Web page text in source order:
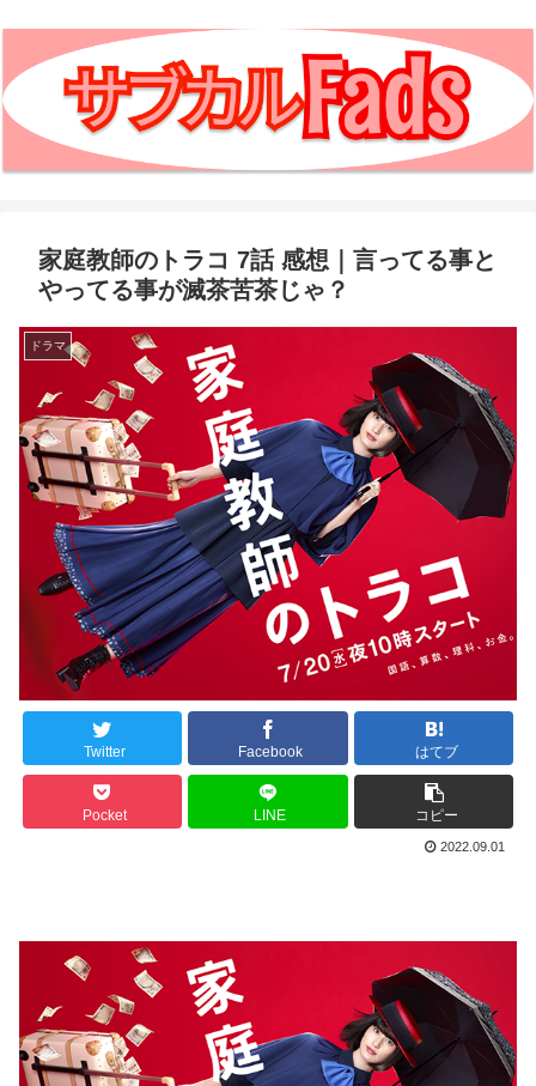
家庭教師のトラコ 7話 感想｜言ってる事と
やってる事が滅茶苦茶じゃ？
ドラマ
Twitter Facebook はてブ
Pocket LINE コピー
2022.09.01